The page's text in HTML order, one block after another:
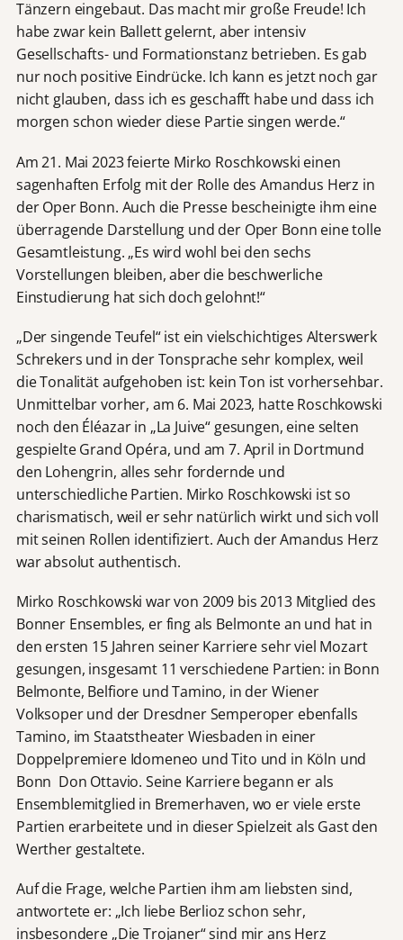
Tänzern eingebaut. Das macht mir große Freude! Ich
habe zwar kein Ballett gelernt, aber intensiv
Gesellschafts- und Formationstanz betrieben. Es gab
nur noch positive Eindrücke. Ich kann es jetzt noch gar
nicht glauben, dass ich es geschafft habe und dass ich
morgen schon wieder diese Partie singen werde.“
Am 21. Mai 2023 feierte Mirko Roschkowski einen
sagenhaften Erfolg mit der Rolle des Amandus Herz in
der Oper Bonn. Auch die Presse bescheinigte ihm eine
überragende Darstellung und der Oper Bonn eine tolle
Gesamtleistung. „Es wird wohl bei den sechs
Vorstellungen bleiben, aber die beschwerliche
Einstudierung hat sich doch gelohnt!“
„Der singende Teufel“ ist ein vielschichtiges Alterswerk
Schrekers und in der Tonsprache sehr komplex, weil
die Tonalität aufgehoben ist: kein Ton ist vorhersehbar.
Unmittelbar vorher, am 6. Mai 2023, hatte Roschkowski
noch den Éléazar in „La Juive“ gesungen, eine selten
gespielte Grand Opéra, und am 7. April in Dortmund
den Lohengrin, alles sehr fordernde und
unterschiedliche Partien. Mirko Roschkowski ist so
charismatisch, weil er sehr natürlich wirkt und sich voll
mit seinen Rollen identifiziert. Auch der Amandus Herz
war absolut authentisch.
Mirko Roschkowski war von 2009 bis 2013 Mitglied des
Bonner Ensembles, er fing als Belmonte an und hat in
den ersten 15 Jahren seiner Karriere sehr viel Mozart
gesungen, insgesamt 11 verschiedene Partien: in Bonn
Belmonte, Belfiore und Tamino, in der Wiener
Volksoper und der Dresdner Semperoper ebenfalls
Tamino, im Staatstheater Wiesbaden in einer
Doppelpremiere Idomeneo und Tito und in Köln und
Bonn Don Ottavio. Seine Karriere begann er als
Ensemblemitglied in Bremerhaven, wo er viele erste
Partien erarbeitete und in dieser Spielzeit als Gast den
Werther gestaltete.
Auf die Frage, welche Partien ihm am liebsten sind,
antwortete er: „Ich liebe Berlioz schon sehr,
insbesondere „Die Trojaner“ sind mir ans Herz